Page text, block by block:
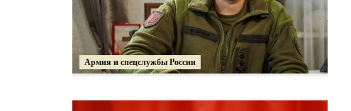
Армия и спецслужбы России